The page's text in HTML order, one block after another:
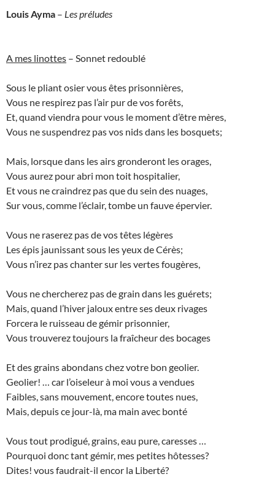
Louis Ayma – Les préludes
A mes linottes – Sonnet redoublé
Sous le pliant osier vous êtes prisonnières,
Vous ne respirez pas l’air pur de vos forêts,
Et, quand viendra pour vous le moment d’être mères,
Vous ne suspendrez pas vos nids dans les bosquets;
Mais, lorsque dans les airs gronderont les orages,
Vous aurez pour abri mon toit hospitalier,
Et vous ne craindrez pas que du sein des nuages,
Sur vous, comme l’éclair, tombe un fauve épervier.
Vous ne raserez pas de vos têtes légères
Les épis jaunissant sous les yeux de Cérès;
Vous n’irez pas chanter sur les vertes fougères,
Vous ne chercherez pas de grain dans les guérets;
Mais, quand l’hiver jaloux entre ses deux rivages
Forcera le ruisseau de gémir prisonnier,
Vous trouverez toujours la fraîcheur des bocages
Et des grains abondans chez votre bon geolier.
Geolier! … car l’oiseleur à moi vous a vendues
Faibles, sans mouvement, encore toutes nues,
Mais, depuis ce jour-là, ma main avec bonté
Vous tout prodigué, grains, eau pure, caresses …
Pourquoi donc tant gémir, mes petites hôtesses?
Dites! vous faudrait-il encor la Liberté?